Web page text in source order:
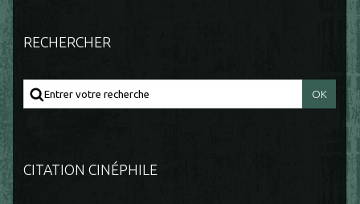
RECHERCHER
CITATION CINÉPHILE